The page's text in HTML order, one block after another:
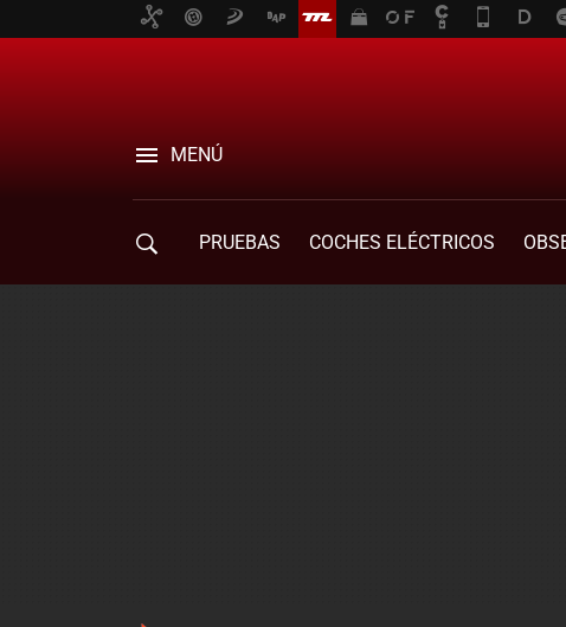
MENÚ
PRUEBAS COCHES ELÉCTRICOS